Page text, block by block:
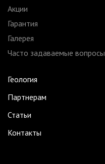
Акции
Гарантия
Галерея
Часто задаваемые вопросы
Геология
Партнерам
Статьи
Контакты